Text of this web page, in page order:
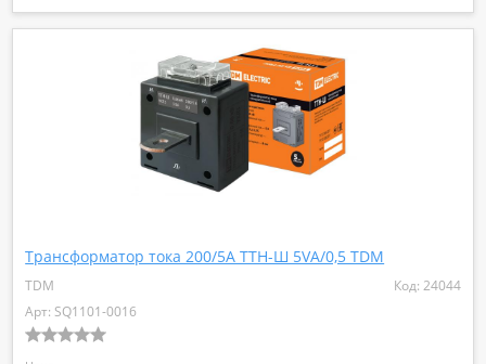
Трансформатор тока 200/5А ТТН-Ш 5VA/0,5 TDM
TDM
Код: 24044
Арт: SQ1101-0016